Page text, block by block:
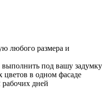
любого размера и
под вашу задумку
цветов в одном фасаде
рабочих дней